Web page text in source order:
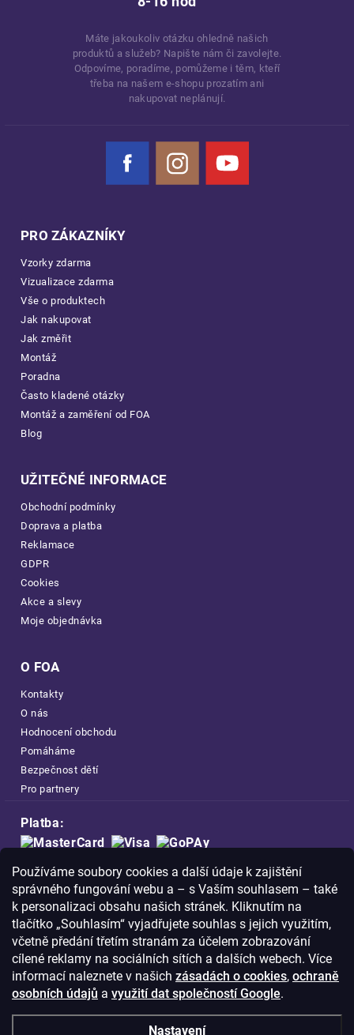
Používáme soubory cookies a další údaje k zajištění
správného fungování webu a – s Vaším souhlasem – také
k personalizaci obsahu našich stránek. Kliknutím na
tlačítko „Souhlasím“ vyjadřujete souhlas s jejich využitím,
včetně předání třetím stranám za účelem zobrazování
cílené reklamy na sociálních sítích a dalších webech. Více
informací naleznete v našich zásadách o cookies, ochraně
osobních údajů a využití dat společností Google.
Nastavení
Máte jakoukoliv otázku ohledně našich
produktů a služeb? Napište nám či zavolejte.
Odpovíme, poradíme, pomůžeme i těm, kteří
třeba na našem e-shopu prozatím ani
nakupovat neplánují.
Facebook Instagram YouTube
PRO ZÁKAZNÍKY
Vzorky zdarma
Vizualizace zdarma
Vše o produktech
Jak nakupovat
Jak změřit
Montáž
Poradna
Často kladené otázky
Montáž a zaměření od FOA
Blog
UŽITEČNÉ INFORMACE
Obchodní podmínky
Doprava a platba
Reklamace
GDPR
Cookies
Akce a slevy
Moje objednávka
O FOA
Kontakty
O nás
Hodnocení obchodu
Pomáháme
Bezpečnost dětí
Pro partnery
Platba:
Doprava:
Nakupujte na FOA bezpečně a bez obav.
Díky HTTPS protokolu jsou Vaše citlivá
data v naprostém bezpečí.
© Copyright2026Westlogic s.r.o.,